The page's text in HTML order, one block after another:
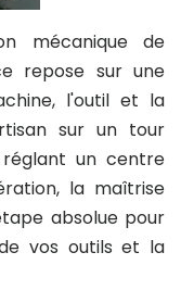
mécanique de
repose sur une
l'outil et la
sur un tour
un centre
la maîtrise
absolue pour
vos outils et la